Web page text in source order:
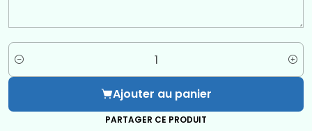
Quantité
Ajouter au panier
PARTAGER CE PRODUIT